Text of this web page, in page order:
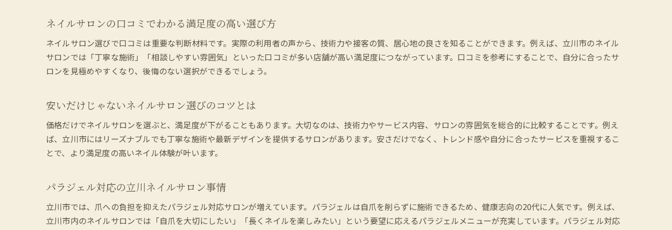
ネイルサロンに通う頻度や注意点を紹介
ネイルサロンの口コミでわかる満足度の高い選び方
ネイルサロン選びで口コミは重要な判断材料です。実際の利用者の声から、技術力や接客の質、居心地の良さを知ることができます。例えば、立川市のネイル
サロンでは「丁寧な施術」「相談しやすい雰囲気」といった口コミが多い店舗が高い満足度につながっています。口コミを参考にすることで、自分に合ったサ
ロンを見極めやすくなり、後悔のない選択ができるでしょう。
安いだけじゃないネイルサロン選びのコツとは
価格だけでネイルサロンを選ぶと、満足度が下がることもあります。大切なのは、技術力やサービス内容、サロンの雰囲気を総合的に比較することです。例え
ば、立川市にはリーズナブルでも丁寧な施術や最新デザインを提供するサロンがあります。安さだけでなく、トレンド感や自分に合ったサービスを重視するこ
とで、より満足度の高いネイル体験が叶います。
パラジェル対応の立川ネイルサロン事情
立川市では、爪への負担を抑えたパラジェル対応サロンが増えています。パラジェルは自爪を削らずに施術できるため、健康志向の20代に人気です。例えば、
立川市内のネイルサロンでは「自爪を大切にしたい」「長くネイルを楽しみたい」という要望に応えるパラジェルメニューが充実しています。パラジェル対応